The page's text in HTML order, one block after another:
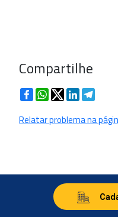
Compartilhe
FacebookWhatsApp
TwitterLinkedIn
Relatar problema na